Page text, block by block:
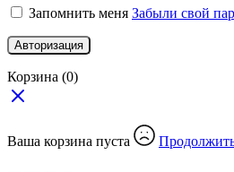
Запомнить меня Забыли свой
Авторизация
Корзина (0)
Ваша корзина пуста